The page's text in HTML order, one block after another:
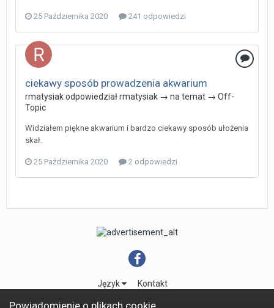
25 Października 2020 241 odpowiedzi
ciekawy sposób prowadzenia akwarium
rmatysiakodpowiedziałrmatysiak → na temat → Off-
Topic
Widziałem piękne akwarium i bardzo ciekawy sposób ułożenia
skał.
25 Października 2020 2 odpowiedzi
Język Kontakt
Powiadomienie o plikach cookie